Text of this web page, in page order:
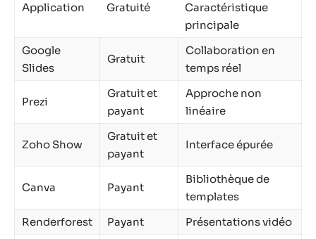
Application Gratuité
Caractéristique
principale
Google
Slides
Gratuit
Collaboration en
temps réel
Prezi
Gratuit et
payant
Approche non
linéaire
Zoho Show
Gratuit et
payant
Interface épurée
Canva Payant
Bibliothèque de
templates
Renderforest
Payant Présentations vidéo